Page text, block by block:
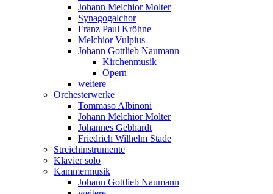
Johann Melchior Molter
Synagogalchor
Franz Paul Kröhne
Melchior Vulpius
Johann Gottlieb Naumann
Kirchenmusik
Opern
weitere
Orchesterwerke
Tommaso Albinoni
Johann Melchior Molter
Johannes Gebhardt
Friedrich Wilhelm Stade
Streichinstrumente
Klavier solo
Kammermusik
Johann Gottlieb Naumann